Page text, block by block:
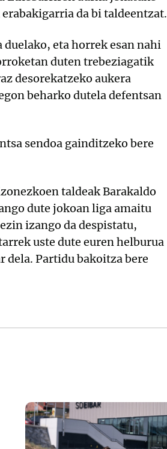
da bi taldeentzat.
eta horrek esan nahi
duten trebeziagatik
desorekatzeko aukera
beharko dutela defentsan
sendoa gainditzeko bere
taldeak Barakaldo
dute jokoan liga amaitu
izango da despistatu,
uste dute euren helburua
dela. Partidu bakoitza bere